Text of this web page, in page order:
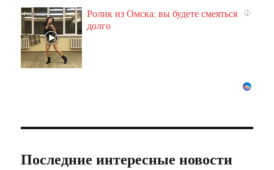
i
Ролик из Омска: вы будете смеяться
долго
Последние интересные новости